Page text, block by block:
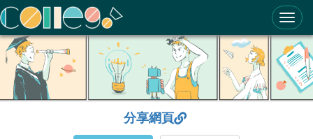
ColleGo! 大學選才與高中育才輔助系統
分享網頁